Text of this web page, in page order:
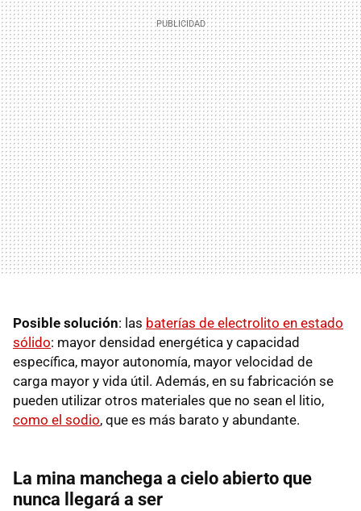
Posible solución: las baterías de electrolito en estado
sólido: mayor densidad energética y capacidad
específica, mayor autonomía, mayor velocidad de
carga mayor y vida útil. Además, en su fabricación se
pueden utilizar otros materiales que no sean el litio,
como el sodio, que es más barato y abundante.
La mina manchega a cielo abierto que
nunca llegará a ser